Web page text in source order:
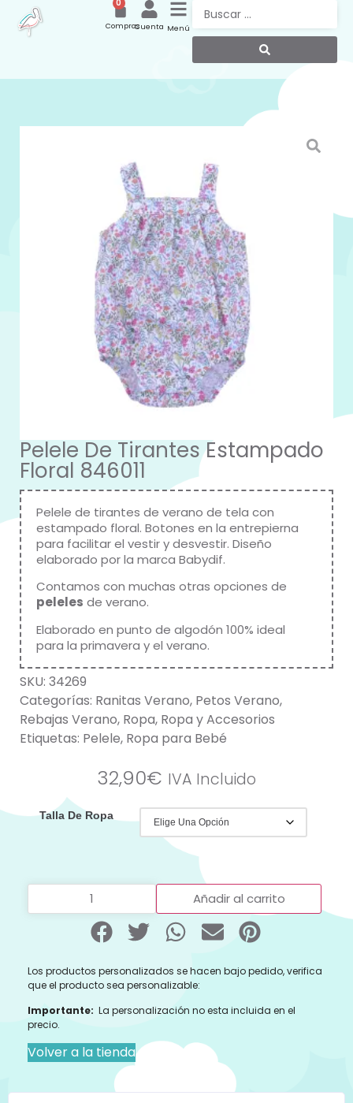
Menú
Cuenta
0
Compras
Pelele De Tirantes Estampado
Floral 846011
Pelele de tirantes de verano de tela con
estampado floral. Botones en la entrepierna
para facilitar el vestir y desvestir. Diseño
elaborado por la marca Babydif.
Contamos con muchas otras opciones de
peleles de verano.
Elaborado en punto de algodón 100% ideal
para la primavera y el verano.
SKU: 34269
Categorías: Ranitas Verano, Petos Verano,
Rebajas Verano, Ropa, Ropa y Accesorios
Etiquetas: Pelele, Ropa para Bebé
32,90€ IVA Incluido
Talla De Ropa
Añadir al carrito
Los productos personalizados se hacen bajo pedido, verifica
que el producto sea personalizable:
Importante: La personalización no esta incluida en el
precio.
Volver a la tienda